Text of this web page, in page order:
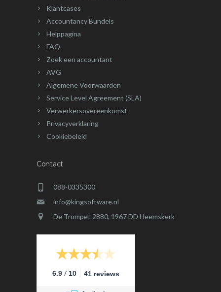
Klantcases
Accountancy Bundels
Helppagina
FAQ
Zoek een accountant
AVG
Algemene Voorwaarden
Service Level Agreement (SLA)
Verwerkersovereenkomst
Privacyverklaring
Cookiebeleid
Contact
088-0335300
info@kingsoftware.nl
De Trompet 2880, 1967 DD Heemskerk
6.9 / 10 41 reviews